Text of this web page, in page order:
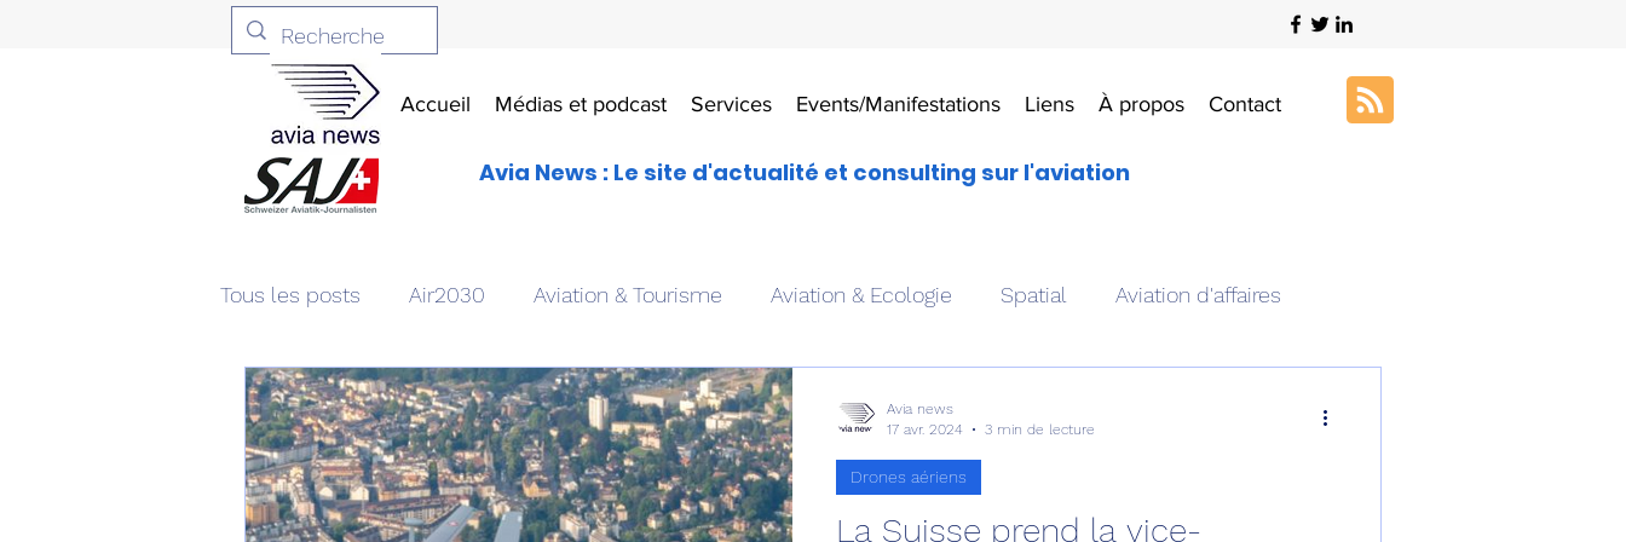
Accueil Médias et podcast Services Events/Manifestations Liens À propos Contact
Avia News : Le site d'actualité et consulting sur l'aviation
Tous les posts Air2030 Aviation & Tourisme Aviation & Ecologie Spatial Aviation d'affaires
Aviation & Défense Livres Drones aériens
Patrimoine aéronautique Avionique & pilotage Avion expérimental
La Suisse prend la vice-
Drones aériens
Avia news
17 avr. 2024
3 min de lecture